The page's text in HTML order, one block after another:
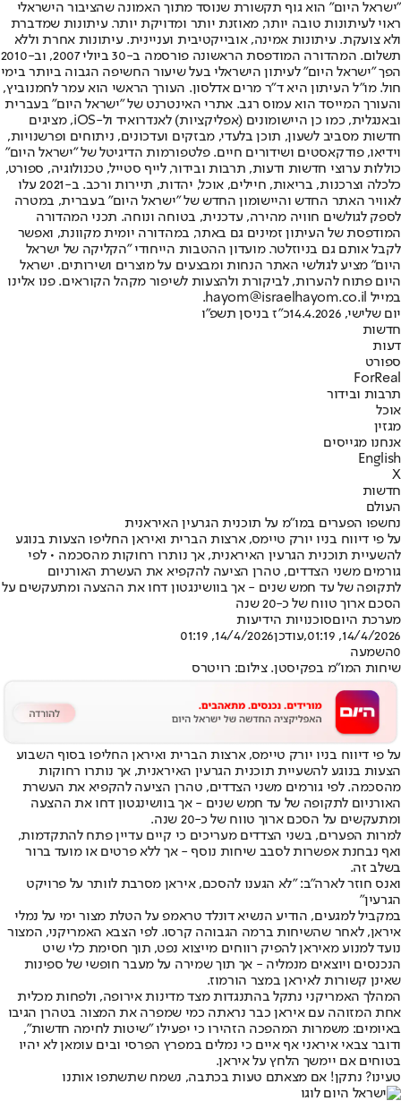
"ישראל היום" הוא גוף תקשורת שנוסד מתוך האמונה שהציבור הישראלי
ראוי לעיתונות טובה יותר, מאוזנת יותר ומדויקת יותר. עיתונות שמדברת
ולא צועקת. עיתונות אמינה, אובייקטיבית ועניינית. עיתונות אחרת וללא
תשלום. המהדורה המודפסת הראשונה פורסמה ב-30 ביולי 2007, וב-2010
הפך "ישראל היום" לעיתון הישראלי בעל שיעור החשיפה הגבוה ביותר בימי
חול. מו"ל העיתון היא ד"ר מרים אדלסון. העורך הראשי הוא עמר לחמנוביץ,
והעורך המייסד הוא עמוס רגב. אתרי האינטרנט של "ישראל היום" בעברית
ובאנגלית, כמו כן היישומונים (אפליקציות) לאנדרואיד ול-iOS, מציגים
חדשות מסביב לשעון, תוכן בלעדי, מבזקים ועדכונים, ניתוחים ופרשנויות,
וידיאו, פודקאסטים ושידורים חיים. פלטפורמות הדיגיטל של "ישראל היום"
כוללות ערוצי חדשות ודעות, תרבות ובידור, לייף סטייל, טכנולוגיה, ספורט,
כלכלה וצרכנות, בריאות, חיילים, אוכל, יהדות, תיירות ורכב. ב-2021 עלו
לאוויר האתר החדש והיישומון החדש של "ישראל היום" בעברית, במטרה
לספק לגולשים חוויה מהירה, עדכנית, בטוחה ונוחה. תכני המהדורה
המודפסת של העיתון זמינים גם באתר, במהדורה יומית מקוונת, ואפשר
לקבל אותם גם בניוזלטר. מועדון ההטבות הייחודי "הקליקה של ישראל
היום" מציע לגולשי האתר הנחות ומבצעים על מוצרים ושירותים. ישראל
היום פתוח להערות, לביקורת ולהצעות לשיפור מקהל הקוראים. פנו אלינו
במייל hayom@israelhayom.co.il.
יום שלישי, 14.4.2026
כ"ז בניסן תשפ"ו
חדשות
דעות
ספורט
ForReal
תרבות ובידור
אוכל
מגזין
אנחנו מגייסים
English
X
חדשות
העולם
נחשפו הפערים במו"מ על תוכנית הגרעין האיראנית
על פי דיווח בניו יורק טיימס, ארצות הברית ואיראן החליפו הצעות בנוגע
להשעיית תוכנית הגרעין האיראנית, אך נותרו רחוקות מהסכמה • לפי
גורמים משני הצדדים, טהרן הציעה להקפיא את העשרת האורניום
לתקופה של עד חמש שנים - אך בוושינגטון דחו את ההצעה ומתעקשים על
הסכם ארוך טווח של כ-20 שנה
מערכת היוםסוכנויות הידיעות
14/4/2026, 01:19
,עודכן14/4/2026, 01:19
0השמעה
שיחות המו"מ בפקיסטן. צילום: רויטרס
על פי דיווח בניו יורק טיימס, ארצות הברית ואיראן החליפו בסוף השבוע
הצעות בנוגע להשעיית תוכנית הגרעין האיראנית, אך נותרו רחוקות
מהסכמה. לפי גורמים משני הצדדים, טהרן הציעה להקפיא את העשרת
האורניום לתקופה של עד חמש שנים - אך בוושינגטון דחו את ההצעה
ומתעקשים על הסכם ארוך טווח של כ-20 שנה.
למרות הפערים, בשני הצדדים מעריכים כי קיים עדיין פתח להתקדמות,
ואף נבחנת אפשרות לסבב שיחות נוסף - אך ללא פרטים או מועד ברור
בשלב זה.
ואנס חוזר לארה"ב: "לא הגענו להסכם, איראן מסרבת לוותר על פרויקט
הגרעין"
במקביל למגעים, הודיע הנשיא דונלד טראמפ על הטלת מצור ימי על נמלי
איראן, לאחר שהשיחות ברמה הגבוהה קרסו. לפי הצבא האמריקני, המצור
נועד למנוע מאיראן להפיק רווחים מייצוא נפט, תוך חסימת כלי שיט
הנכנסים ויוצאים מנמליה - אך תוך שמירה על מעבר חופשי של ספינות
שאינן קשורות לאיראן במצר הורמוז.
המהלך האמריקני נתקל בהתנגדות מצד מדינות אירופה, ולפחות מכלית
אחת המזוהה עם איראן כבר נראתה כמי שמפרה את המצור. בטהרן הגיבו
באיומים: משמרות המהפכה הזהירו כי יפעילו "שיטות לחימה חדשות",
ודובר צבאי איראני אף איים כי נמלים במפרץ הפרסי ובים עומאן לא יהיו
בטוחים אם יימשך הלחץ על איראן.
טעינו? נתקן! אם מצאתם טעות בכתבה, נשמח שתשתפו אותנו